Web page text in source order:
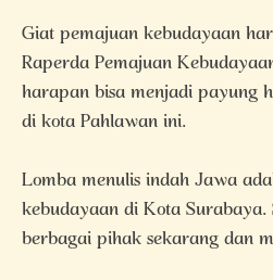
Giat pemajuan kebudayaan
Raperda Pemajuan
harapan bisa menjadi payung
di kota Pahlawan ini.
Lomba menulis indah Jawa
kebudayaan di Kota
berbagai pihak sekarang dan